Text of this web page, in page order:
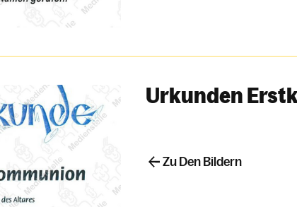
Urkunden
Zu Den Bildern